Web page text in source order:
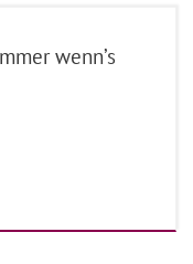
wenn’s